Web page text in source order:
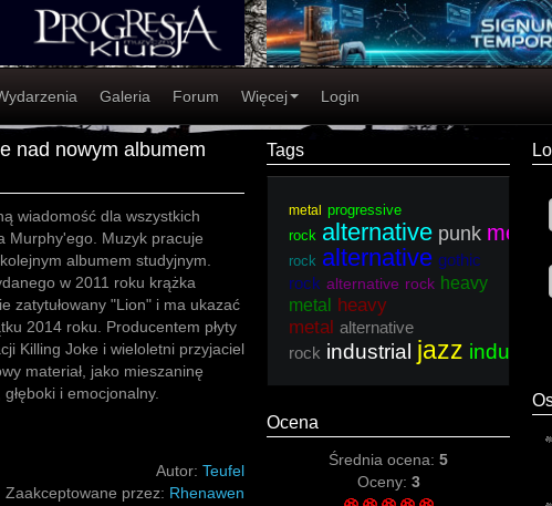
Galeria Forum Więcej Login
nad nowym albumem
wiadomość dla wszystkich
Murphy'ego. Muzyk pracuje
albumem studyjnym.
w 2011 roku krążka
zatytułowany "Lion" i ma ukazać
2014 roku. Producentem płyty
Killing Joke i wieloletni przyjaciel
materiał, jako mieszaninę
i emocjonalny.
Autor: Teufel
Zaakceptowane przez: Rhenawen
Tags
metal progressive
rock alternative punk metal
rock alternative gothic
rock alternative rock heavy
metal
heavy
metal alternative
rock industrial jazz
Ocena
Średnia ocena: 5
Oceny: 3